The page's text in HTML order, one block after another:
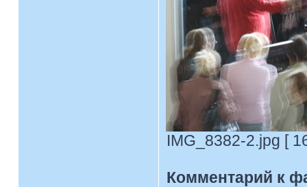
IMG_8382-2.jpg [
Комментарий к